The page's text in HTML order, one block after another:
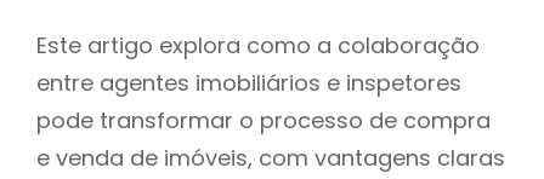
Este artigo explora como a colaboração
entre agentes imobiliários e inspetores
pode transformar o processo de compra
e venda de imóveis, com vantagens claras